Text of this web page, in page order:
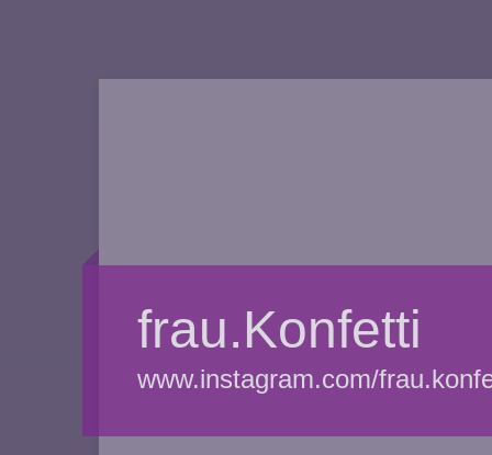
frau.Konfetti
www.instagram.com/